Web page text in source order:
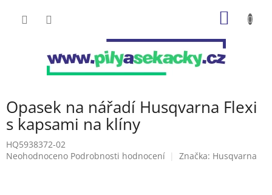
Opasek na nářadí Husqvarna Flexi
s kapsami na klíny
HQ5938372-02
Průměrné
Neohodnoceno Podrobnosti hodnocení Značka: Husqvarna